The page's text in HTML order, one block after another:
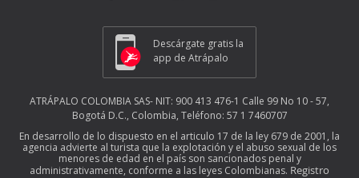
Descárgate gratis la
app de Atrápalo
ATRÁPALO COLOMBIA SAS- NIT: 900 413 476-1 Calle 99 No 10 - 57,
Bogotá D.C., Colombia, Teléfono: 57 1 7460707
En desarrollo de lo dispuesto en el articulo 17 de la ley 679 de 2001, la
agencia advierte al turista que la explotación y el abuso sexual de los
menores de edad en el país son sancionados penal y
administrativamente, conforme a las leyes Colombianas. Registro